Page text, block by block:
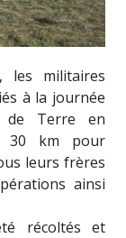
les militaires
à la journée
de Terre en
30 km pour
leurs frères
ainsi
récoltés et